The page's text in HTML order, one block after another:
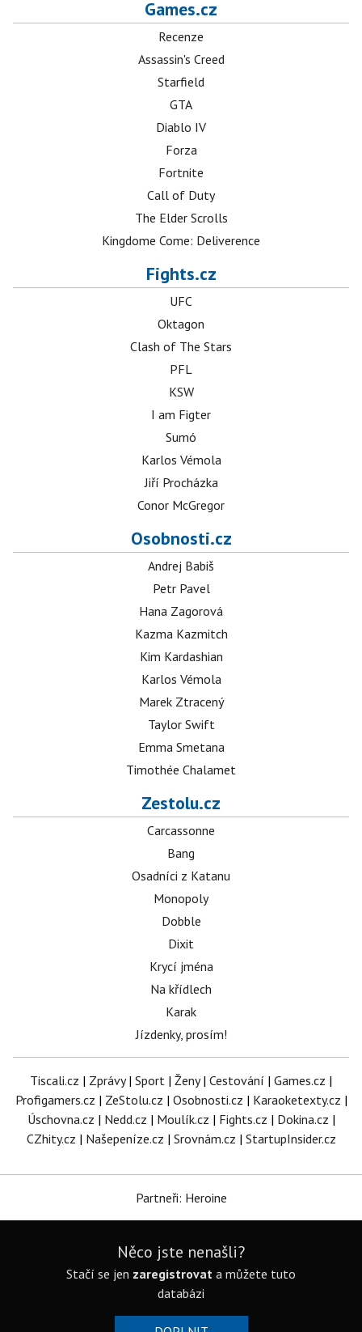
Games.cz
Recenze
Assassin's Creed
Starfield
GTA
Diablo IV
Forza
Fortnite
Call of Duty
The Elder Scrolls
Kingdome Come: Deliverence
Fights.cz
UFC
Oktagon
Clash of The Stars
PFL
KSW
I am Figter
Sumó
Karlos Vémola
Jiří Procházka
Conor McGregor
Osobnosti.cz
Andrej Babiš
Petr Pavel
Hana Zagorová
Kazma Kazmitch
Kim Kardashian
Karlos Vémola
Marek Ztracený
Taylor Swift
Emma Smetana
Timothée Chalamet
Zestolu.cz
Carcassonne
Bang
Osadníci z Katanu
Monopoly
Dobble
Dixit
Krycí jména
Na křídlech
Karak
Jízdenky, prosím!
Tiscali.cz | Zprávy| Sport | Ženy| Cestování | Games.cz |
Profigamers.cz | ZeStolu.cz | Osobnosti.cz | Karaoketexty.cz |
Úschovna.cz | Nedd.cz | Moulík.cz | Fights.cz | Dokina.cz |
CZhity.cz | Našepeníze.cz | Srovnám.cz | StartupInsider.cz
Partneři: Heroine
Něco jste nenašli?
Stačí se jen zaregistrovat a můžete tuto
databázi